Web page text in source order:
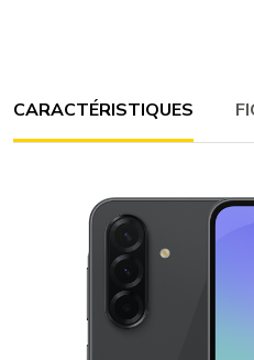
CARACTÉRISTIQUES